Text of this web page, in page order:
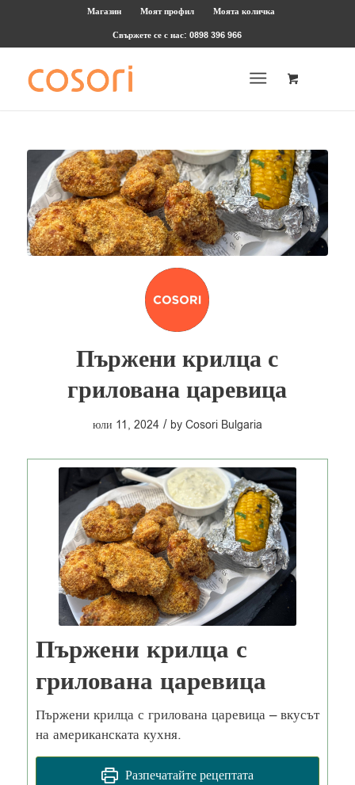
Магазин Моят профил
Моята количка
Свържете се с нас: 0898 396 966
Пържени крилца с
грилована царевица
юли 11, 2024 / by Cosori Bulgaria
Пържени крилца с
грилована царевица
Пържени крилца с грилована царевица – вкусът
на американската кухня.
Разпечатайте рецептата